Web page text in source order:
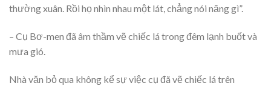
thường xuân. Rồi họ nhìn nhau một lát, chẳng nói năng gì”.
– Cụ Bơ-men đã âm thầm vẽ chiếc lá trong đêm lạnh buốt và
mưa gió.
Nhà văn bỏ qua không kể sự việc cụ đã vẽ chiếc lá trên